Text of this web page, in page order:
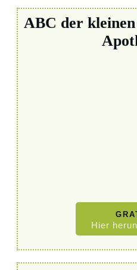
ABC der
Hier